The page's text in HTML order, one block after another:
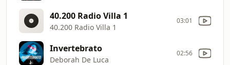
40.200 Radio Villa 1
40.200 Radio Villa 1
03:01
Invertebrato
Deborah De Luca
02:56